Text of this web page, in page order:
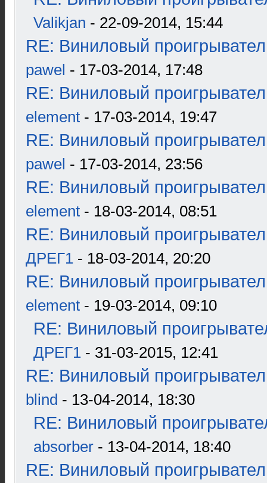
Valikjan - 22-09-2014, 15:44
RE: Виниловый
pawel - 17-03-2014, 17:48
RE: Виниловый
element - 17-03-2014, 19:47
RE: Виниловый
pawel - 17-03-2014, 23:56
RE: Виниловый
element - 18-03-2014, 08:51
RE: Виниловый
ДРЕГ1 - 18-03-2014, 20:20
RE: Виниловый
element - 19-03-2014, 09:10
RE: Виниловый
ДРЕГ1 - 31-03-2015, 12:41
RE: Виниловый
blind - 13-04-2014, 18:30
RE: Виниловый
absorber - 13-04-2014, 18:40
RE: Виниловый